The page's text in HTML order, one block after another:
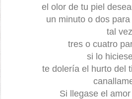
el olor de tu piel
un minuto o dos
tal
tres o cuatro
si lo
te dolería el hurto del
Si llegase el